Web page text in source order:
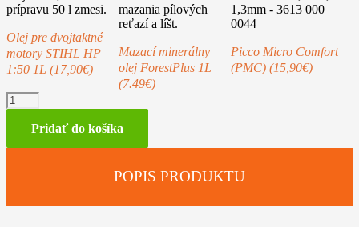
prípravu 50 l zmesi.
Olej pre dvojtaktné
motory STIHL HP
1:50 1L (17,90€)
mazania pílových
reťazí a líšt.
Mazací minerálny
olej ForestPlus 1L
(7.49€)
1,3mm - 3613 000
0044
Picco Micro Comfort
(PMC) (15,90€)
množstvo
STIHL
Pridať do košíka
POPIS PRODUKTU